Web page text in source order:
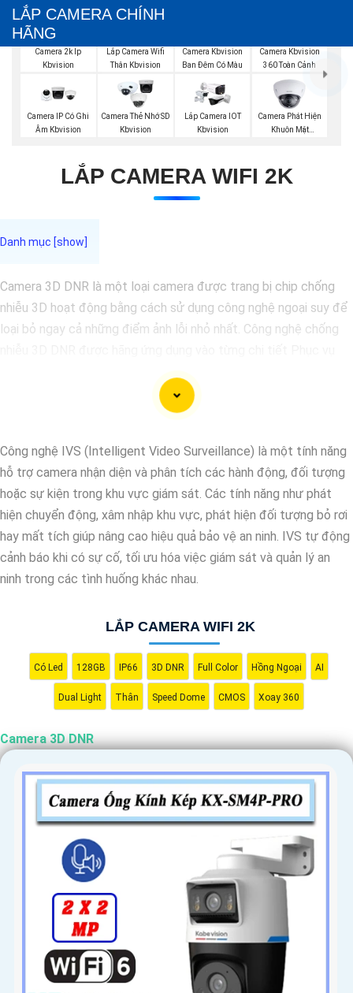
LẮP CAMERA CHÍNH
HÃNG
Camera 2k Ip
Kbvision
Lắp Camera Wifi
Thân Kbvision
Camera Kbvision
Ban Đêm Có Màu
Camera Kbvision
360 Toàn Cảnh
Camera IP Có Ghi
Âm Kbvision
Camera Thẻ Nhớ SD
Kbvision
Lắp Camera IOT
Kbvision
Camera Phát Hiện
Khuôn Mặt
LẮP CAMERA WIFI 2K
Camera 3D DNR là một loại camera được trang bị chip chống
nhiễu 3D hoạt động bằng cách sử dụng công nghệ ngoại suy để
loại bỏ ngay cả những điểm ảnh lỗi nhỏ nhất. Công nghệ chống
Với tính năng chống nhiễu 3D DNR camera sẽ giúp bạn quan sát
sáng yếu hoặc độ nhiễu cao. Với Những Trang bị cao cấp làm
cho việc giám sát, quan sát trở nên dễ dàng và chính xác hơn.
Công nghệ IVS (Intelligent Video Surveillance) là một tính năng
hỗ trợ camera nhận diện và phân tích các hành động, đối tượng
hoặc sự kiện trong khu vực giám sát. Các tính năng như phát
hiện chuyển động, xâm nhập khu vực, phát hiện đối tượng bỏ rơi
hay mất tích giúp nâng cao hiệu quả bảo vệ an ninh. IVS tự động
cảnh báo khi có sự cố, tối ưu hóa việc giám sát và quản lý an
ninh trong các tình huống khác nhau.
LẮP CAMERA WIFI 2K
Có Led 128GB IP66 3D DNR Full Color Hồng Ngoại AI
Dual Light Thân Speed Dome CMOS Xoay 360
Camera 3D DNR